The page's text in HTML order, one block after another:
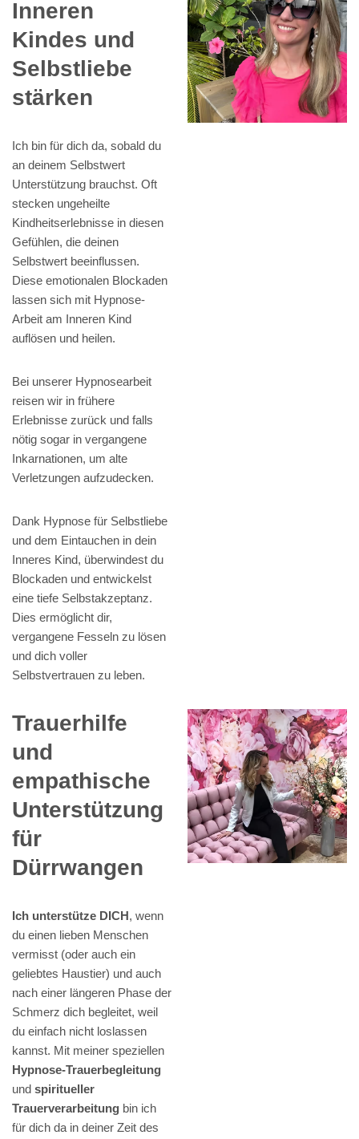
Inneren
Kindes und
Selbstliebe
stärken
Ich bin für dich da, sobald du
an deinem Selbstwert
Unterstützung brauchst. Oft
stecken ungeheilte
Kindheitserlebnisse in diesen
Gefühlen, die deinen
Selbstwert beeinflussen.
Diese emotionalen Blockaden
lassen sich mit Hypnose-
Arbeit am Inneren Kind
auflösen und heilen.
Bei unserer Hypnosearbeit
reisen wir in frühere
Erlebnisse zurück und falls
nötig sogar in vergangene
Inkarnationen, um alte
Verletzungen aufzudecken.
Dank Hypnose für Selbstliebe
und dem Eintauchen in dein
Inneres Kind, überwindest du
Blockaden und entwickelst
eine tiefe Selbstakzeptanz.
Dies ermöglicht dir,
vergangene Fesseln zu lösen
und dich voller
Selbstvertrauen zu leben.
Trauerhilfe
und
empathische
Unterstützung
für
Dürrwangen
Ich unterstütze DICH, wenn
du einen lieben Menschen
vermisst (oder auch ein
geliebtes Haustier) und auch
nach einer längeren Phase der
Schmerz dich begleitet, weil
du einfach nicht loslassen
kannst. Mit meiner speziellen
Hypnose-Trauerbegleitung
und spiritueller
Trauerverarbeitung bin ich
für dich da in deiner Zeit des